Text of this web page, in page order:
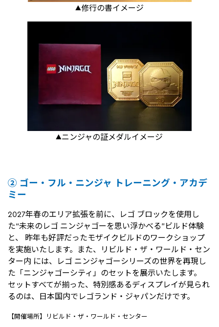
▲修行の書イメージ
▲ニンジャの証メダルイメージ
② ゴー・フル・ニンジャ トレーニング・アカデ
ミー
2027年春のエリア拡張を前に、レゴ ブロックを使用し
た“未来のレゴ ニンジャゴーを思い浮かべる”ビルド体験
と、 昨年も好評だったモザイクビルドのワークショップ
を実施いたします。また、リビルド・ザ・ワールド・セン
ター内 には、レゴ ニンジャゴーシリーズの世界を再現し
た「ニンジャゴーシティ」のセットを展示いたします。
セットすべてが揃った、特別感あるディスプレイが見られ
るのは、日本国内でレゴランド・ジャパンだけです。
【開催場所】リビルド・ザ・ワールド・センター